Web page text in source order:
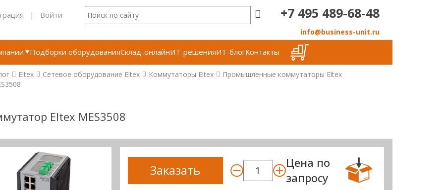
| Войти +7 495 489-68-48
info@business-unit.ru
Подборки оборудованияСклад-онлайнИТ-решенияИТ-блогКонтакты
Eltex Сетевое оборудование Eltex Коммутаторы Eltex
Промышленные коммутаторы Eltex
Eltex MES3508
Заказать
Цена по
запросу